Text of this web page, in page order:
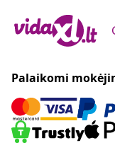
Palaikomi